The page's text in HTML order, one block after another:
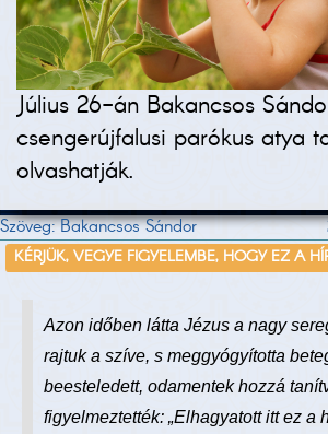
Július 26-án Bakancsos
csengerújfalusi parókus atya
olvashatják.
Szöveg: Bakancsos Sándor
KÉRJÜK, VEGYE FIGYELEMBE, HOGY EZ A
Azon időben látta Jézus a nagy
rajtuk a szíve, s meggyógyította
beesteledett, odamentek hozzá
figyelmeztették: „Elhagyatott itt ez a